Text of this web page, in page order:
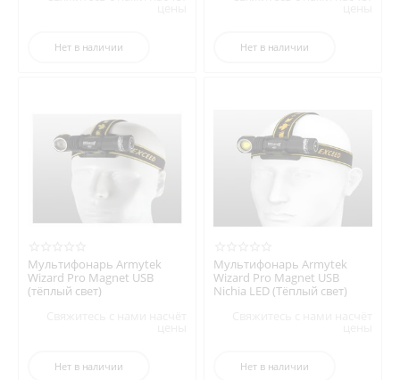
Нет в наличии Нет в наличии
Мультифонарь Armytek
Wizard Pro Magnet USB
(тёплый свет)
Нет в наличии
Мультифонарь Armytek
Wizard Pro Magnet USB
Nichia LED (Тёплый свет)
Нет в наличии